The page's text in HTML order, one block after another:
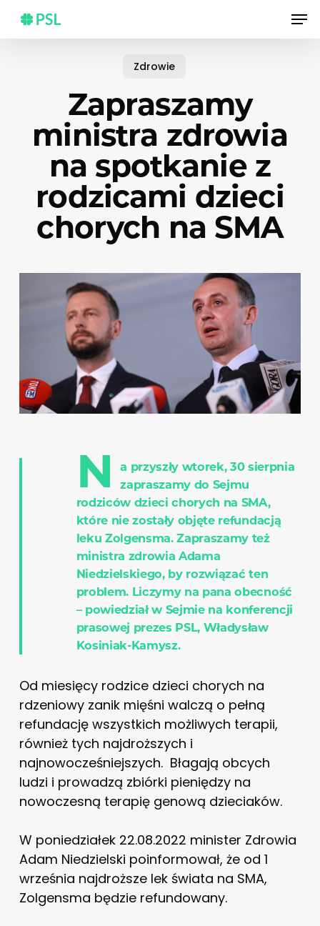
main
Zdrowie
Zapraszamy
ministra zdrowia
na spotkanie z
rodzicami dzieci
chorych na SMA
N
a przyszły wtorek, 30 sierpnia
zapraszamy do Sejmu
rodziców dzieci chorych na SMA,
które nie zostały objęte refundacją
leku Zolgensma. Zapraszamy też
ministra zdrowia Adama
Niedzielskiego, by rozwiązać ten
problem. Liczymy na pana obecność
– powiedział w Sejmie na konferencji
prasowej prezes PSL, Władysław
Kosiniak-Kamysz.
Od miesięcy rodzice dzieci chorych na
rdzeniowy zanik mięśni walczą o pełną
refundację wszystkich możliwych terapii,
również tych najdroższych i
najnowocześniejszych. Błagają obcych
ludzi i prowadzą zbiórki pieniędzy na
nowoczesną terapię genową dzieciaków.
W poniedziałek 22.08.2022 minister Zdrowia
Adam Niedzielski poinformował, że od 1
września najdroższe lek świata na SMA,
Zolgensma będzie refundowany.